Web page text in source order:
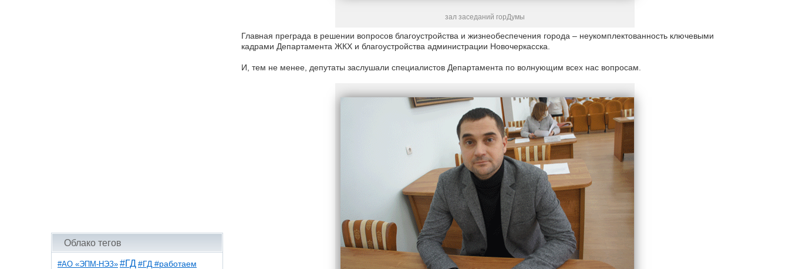
Облако тегов
#АО «ЭПМ-НЭЗ» #ГД #ГД #работаем
зал заседаний горДумы
Главная преграда в решении вопросов благоустройства и жизнеобеспечения города – неукомплектованность ключевыми
кадрами Департамента ЖКХ и благоустройства администрации Новочеркасска.
И, тем не менее, депутаты заслушали специалистов Департамента по волнующим всех нас вопросам.